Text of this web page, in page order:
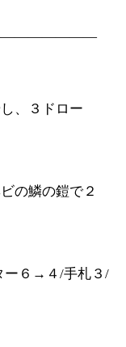
、３ドロー
の鱗の鎧で２
ー６→４/手札３/